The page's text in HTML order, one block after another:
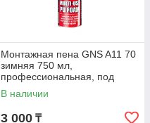
Монтажная пена GNS A11 70
зимняя 750 мл,
профессиональная, под
пистолет (до 70 л)
В наличии
3 000 ₸